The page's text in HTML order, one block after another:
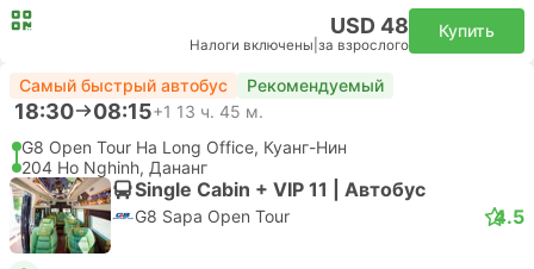
USD 48
Налоги включены за взрослого
Купить
Самый быстрый автобус Рекомендуемый
18:30 08:15+1 13 ч. 45 м.
G8 Open Tour Ha Long Office, Куанг-Нин
204 Ho Nghinh, Дананг
Single Cabin + VIP 11 | Автобус
G8 Sapa Open Tour 4.5